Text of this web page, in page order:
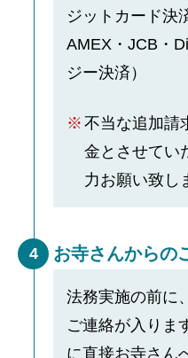
ジットカード決
AMEX・JCB・
ジー決済）
不当な追加請
金とさせてい
力お願い致し
4 お寺さんからの
法務実施の前に
ご連絡が入りま
に直接お寺さん